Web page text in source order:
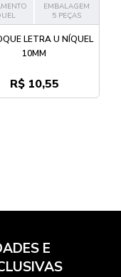
EMBALAGEM
5 PEÇAS
LETRA U NÍQUEL
10MM
R$ 10,55
E